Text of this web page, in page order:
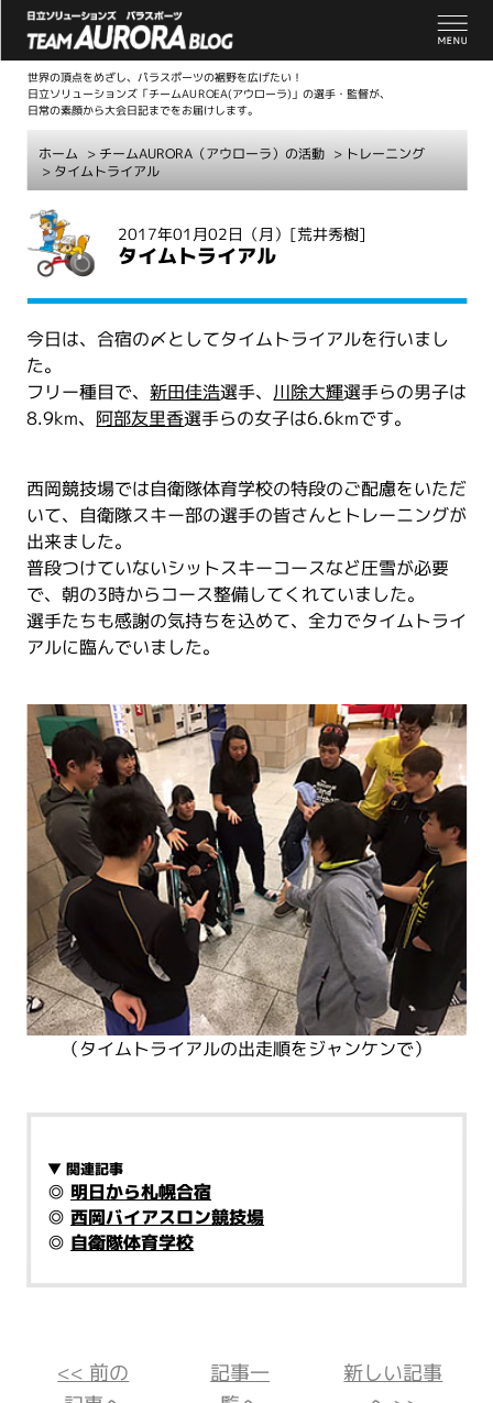
世界の頂点をめざし、パラスポーツの裾野を広げたい！
日立ソリューションズ「チームAUROEA(アウローラ)」の選手・監督が、
日常の素顔から大会日記までをお届けします。
ホーム > チームAURORA（アウローラ）の活動 > トレーニング
> タイムトライアル
2017年01月02日（月） [荒井秀樹]
タイムトライアル
今日は、合宿の〆としてタイムトライアルを行いまし
た。
フリー種目で、新田佳浩選手、 川除大輝選手らの男子は
8.9km、 阿部友里香選手らの女子は6.6kmです。
西岡競技場では自衛隊体育学校の特段のご配慮をいただ
いて、自衛隊スキー部の選手の皆さんとトレーニングが
出来ました。
普段つけていないシットスキーコースなど圧雪が必要
で、朝の3時からコース整備してくれていました。
選手たちも感謝の気持ちを込めて、全力でタイムトライ
アルに臨んでいました。
（タイムトライアルの出走順をジャンケンで）
▼ 関連記事
◎ 明日から札幌合宿
◎西岡バイアスロン競技場
◎ 自衛隊体育学校
<< 前の 記事一 新しい記事